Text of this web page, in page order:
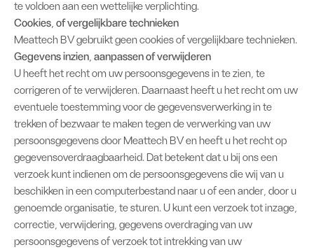
te voldoen aan een wettelijke verplichting.
Cookies, of vergelijkbare technieken
Meattech BV gebruikt geen cookies of vergelijkbare technieken.
Gegevens inzien, aanpassen of verwijderen
U heeft het recht om uw persoonsgegevens in te zien, te
corrigeren of te verwijderen. Daarnaast heeft u het recht om uw
eventuele toestemming voor de gegevensverwerking in te
trekken of bezwaar te maken tegen de verwerking van uw
persoonsgegevens door Meattech BV en heeft u het recht op
gegevensoverdraagbaarheid. Dat betekent dat u bij ons een
verzoek kunt indienen om de persoonsgegevens die wij van u
beschikken in een computerbestand naar u of een ander, door u
genoemde organisatie, te sturen. U kunt een verzoek tot inzage,
correctie, verwijdering, gegevens overdraging van uw
persoonsgegevens of verzoek tot intrekking van uw